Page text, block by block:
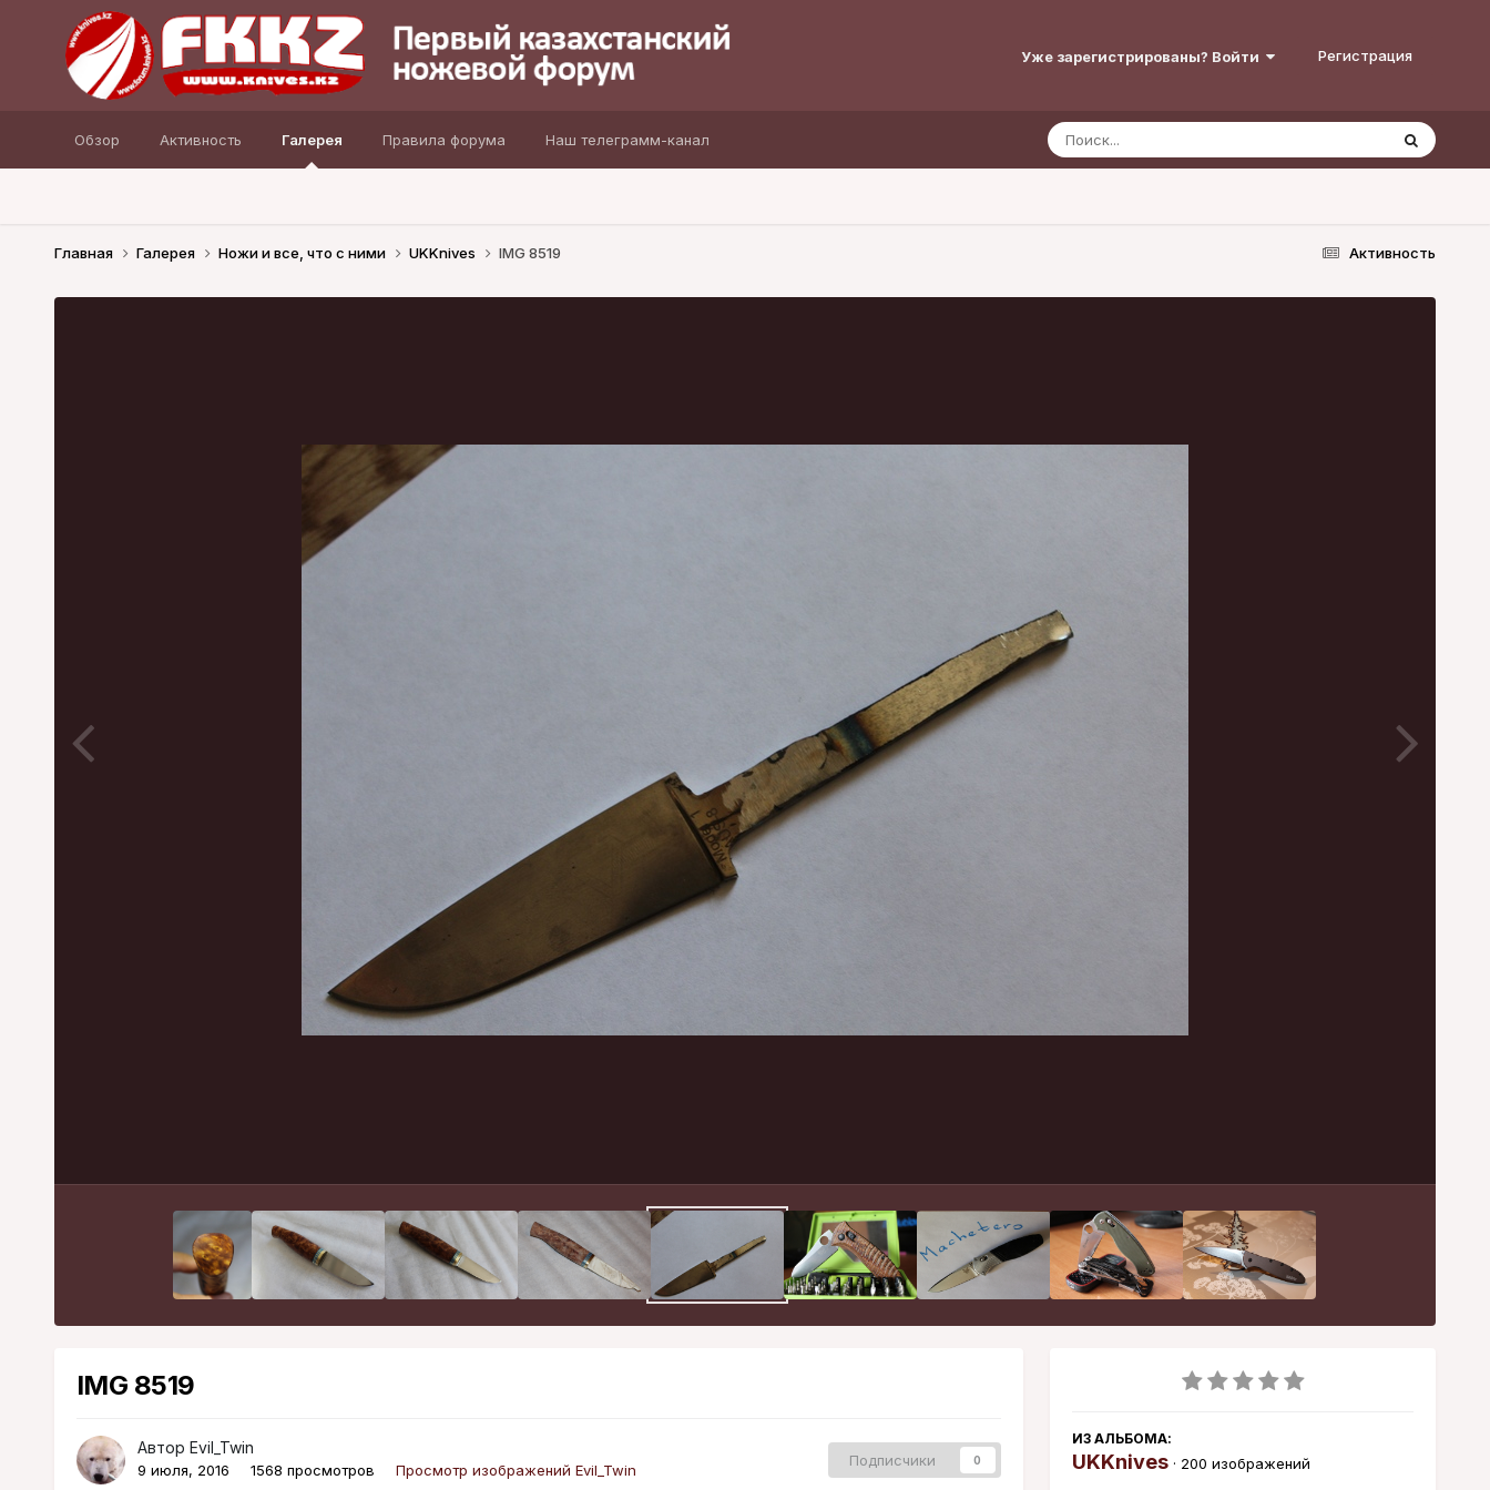
Уже зарегистрированы? Войти Регистрация
Обзор Активность Галерея Правила форума Наш телеграмм-канал
Активность
Главная Галерея Ножи и все, что с ними UKKnives IMG 8519
IMG 8519
Автор Evil_Twin
9 июля, 2016 1568 просмотров Просмотр изображений Evil_Twin
Подписчики 0
ИЗ АЛЬБОМА:
UKKnives · 200 изображений